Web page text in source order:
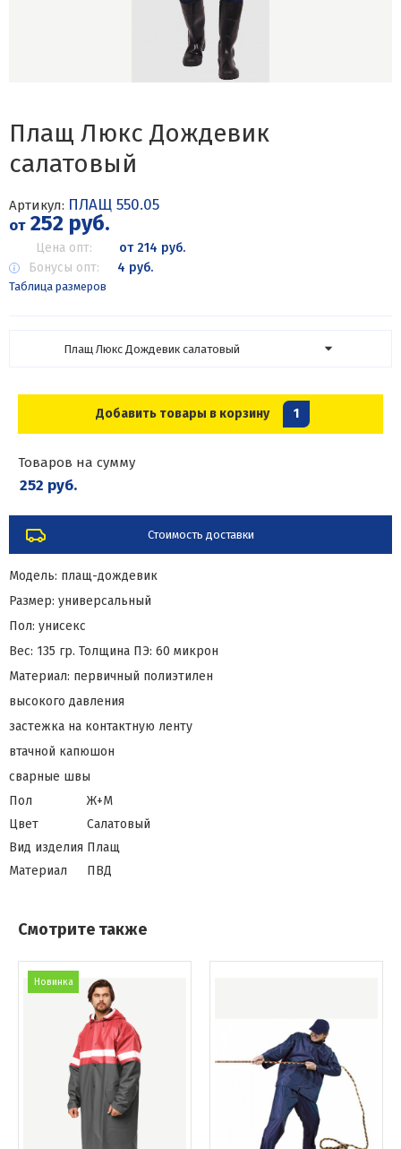
Плащ Люкс Дождевик
салатовый
Артикул: ПЛАЩ 550.05
от252 руб.
Цена опт:
от 214 руб.
Бонусы опт:
4 руб.
Таблица размеров
Плащ Люкс Дождевик салатовый
Добавить товары в корзину 1
Товаров на сумму
252 руб.
Стоимость доставки
Модель: плащ-дождевик
Размер: универсальный
Пол: унисекс
Вес: 135 гр. Толщина ПЭ: 60 микрон
Материал: первичный полиэтилен
высокого давления
застежка на контактную ленту
втачной капюшон
сварные швы
Пол
Ж+М
Цвет
Салатовый
Вид изделия Плащ
Материал
ПВД
Смотрите также
Новинка